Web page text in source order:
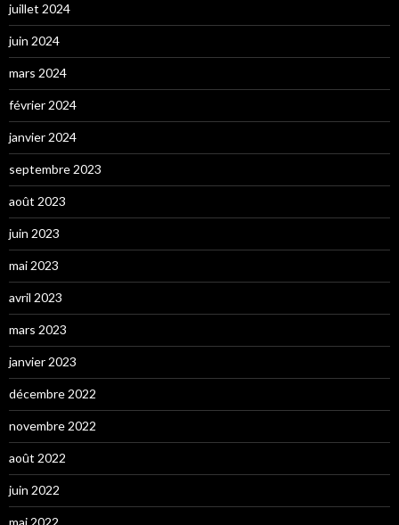
juillet 2024
juin 2024
mars 2024
février 2024
janvier 2024
septembre 2023
août 2023
juin 2023
mai 2023
avril 2023
mars 2023
janvier 2023
décembre 2022
novembre 2022
août 2022
juin 2022